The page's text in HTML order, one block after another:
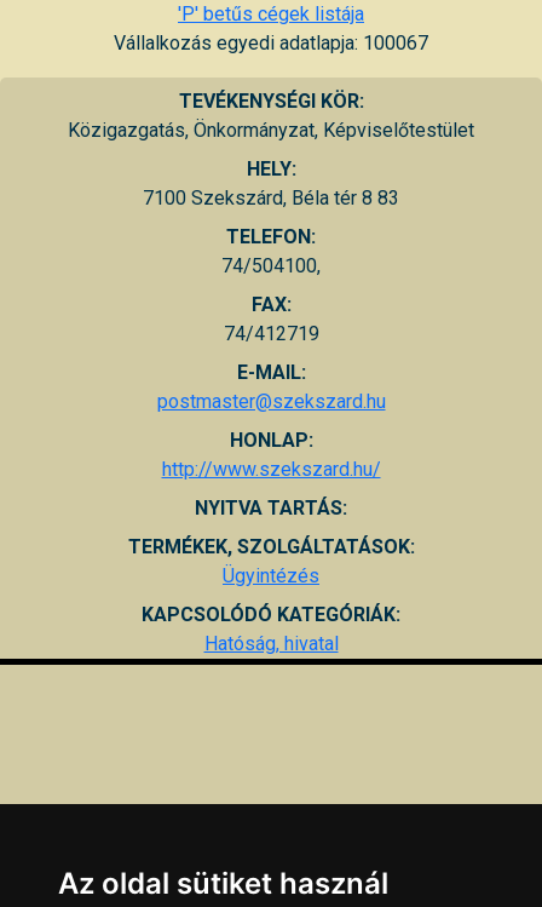
'P' betűs cégek listája
Vállalkozás egyedi adatlapja: 100067
TEVÉKENYSÉGI KÖR:
Közigazgatás, Önkormányzat, Képviselőtestület
HELY:
7100 Szekszárd, Béla tér 8 83
TELEFON:
74/504100,
FAX:
74/412719
E-MAIL:
postmaster@szekszard.hu
HONLAP:
http://www.szekszard.hu/
NYITVA TARTÁS:
TERMÉKEK, SZOLGÁLTATÁSOK:
Ügyintézés
KAPCSOLÓDÓ KATEGÓRIÁK:
Hatóság, hivatal
Az oldal sütiket használ